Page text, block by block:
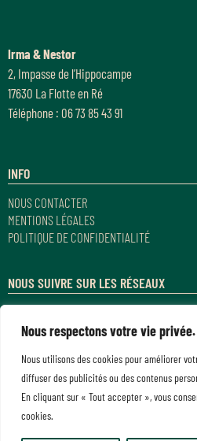
Nous respectons votre vie privée.
Nous utilisons des cookies pour améliorer
diffuser des publicités ou des contenus
En cliquant sur « Tout accepter », vous
cookies.
Irma & Nestor
2, Impasse de l’Hippocampe
17630 La Flotte en Ré
Téléphone : 06 73 85 43 91
INFO
NOUS CONTACTER
MENTIONS LÉGALES
POLITIQUE DE CONFIDENTIALITÉ
NOUS SUIVRE SUR LES RÉSEAUX